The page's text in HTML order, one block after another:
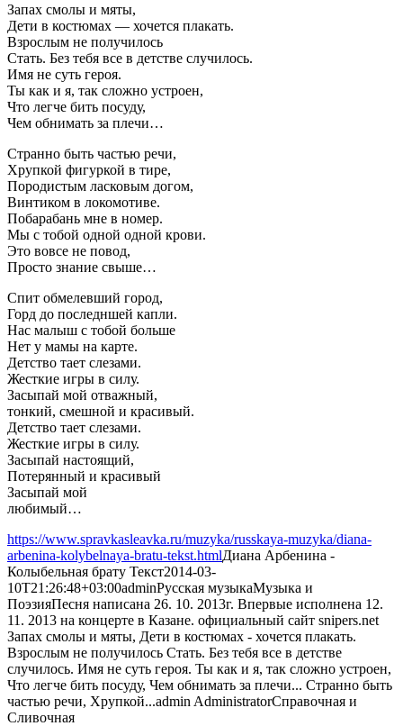
Запах смолы и мяты,
Дети в костюмах — хочется плакать.
Взрослым не получилось
Стать. Без тебя все в детстве случилось.
Имя не суть героя.
Ты как и я, так сложно устроен,
Что легче бить посуду,
Чем обнимать за плечи…
Странно быть частью речи,
Хрупкой фигуркой в тире,
Породистым ласковым догом,
Винтиком в локомотиве.
Побарабань мне в номер.
Мы с тобой одной одной крови.
Это вовсе не повод,
Просто знание свыше…
Спит обмелевший город,
Горд до последншей капли.
Нас малыш с тобой больше
Нет у мамы на карте.
Детство тает слезами.
Жесткие игры в силу.
Засыпай мой отважный,
тонкий, смешной и красивый.
Детство тает слезами.
Жесткие игры в силу.
Засыпай настоящий,
Потерянный и красивый
Засыпай мой
любимый…
https://www.spravkasleavka.ru/muzyka/russkaya-muzyka/diana-
arbenina-kolybelnaya-bratu-tekst.htmlДиана Арбенина -
Колыбельная брату Текст2014-03-
10T21:26:48+03:00adminРусская музыкаМузыка и
ПоэзияПесня написана 26. 10. 2013г. Впервые исполнена 12.
11. 2013 на концерте в Казане. официальный сайт snipers.net
Запах смолы и мяты, Дети в костюмах - хочется плакать.
Взрослым не получилось Стать. Без тебя все в детстве
случилось. Имя не суть героя. Ты как и я, так сложно устроен,
Что легче бить посуду, Чем обнимать за плечи... Странно быть
частью речи, Хрупкой...admin AdministratorСправочная и
Сливочная